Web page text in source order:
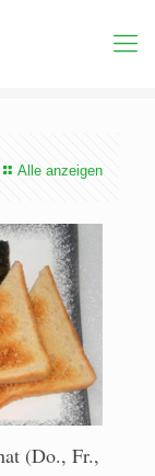
Alle anzeigen
(Do., Fr.,